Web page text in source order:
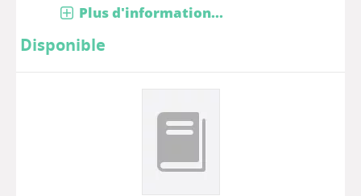
Plus d'information...
Disponible